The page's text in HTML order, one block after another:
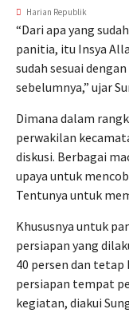
Harian Republik
“Dari apa yang
panitia, itu Insya
sudah sesuai
sebelumnya,” ujar
Dimana dalam
perwakilan
diskusi. Berbagai
upaya untuk
Tentunya untuk
Khususnya untuk
persiapan yang
40 persen dan
persiapan tempat
kegiatan, diakui